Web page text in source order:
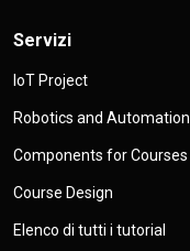
Servizi
IoT Project
Robotics and Automation
Components for Courses
Course Design
Elenco di tutti i tutorial